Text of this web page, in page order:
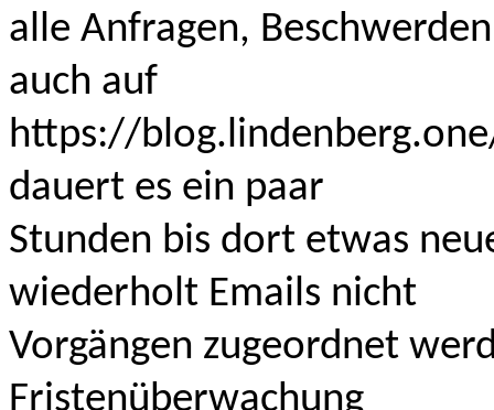
alle Anfragen,
auch auf
https://
dauert es ein paar
Stunden bis dort etwas
wiederholt Emails nicht
Vorgängen zugeordnet
Fristenüberwachung